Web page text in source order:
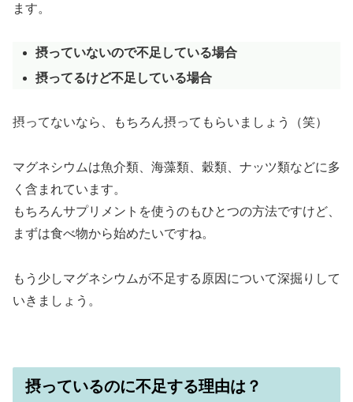
ます。
摂っていないので不足している場合
摂ってるけど不足している場合
摂ってないなら、もちろん摂ってもらいましょう（笑）
マグネシウムは魚介類、海藻類、穀類、ナッツ類などに多
く含まれています。
もちろんサプリメントを使うのもひとつの方法ですけど、
まずは食べ物から始めたいですね。
もう少しマグネシウムが不足する原因について深掘りして
いきましょう。
摂っているのに不足する理由は？